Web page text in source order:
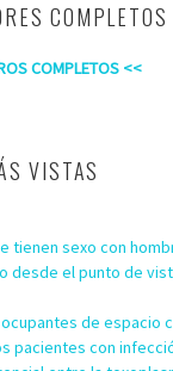
COMPLETOS
COMPLETOS <<
VISTAS
tienen sexo con
desde el punto de
de espacio
pacientes con